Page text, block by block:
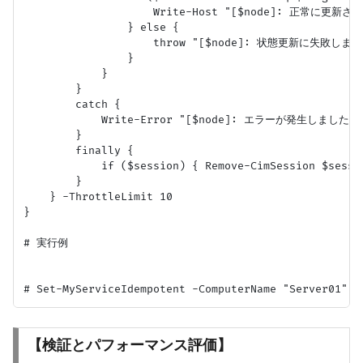
Write-Host "[$node]: 正常に更新さ
                } else {
throw "[$node]: 状態更新に失敗しま
                }
            }
        }
        catch {
Write-Error "[$node]: エラーが発生しまし
        }
        finally {
if ($session) { Remove-CimSession
        }
    } -ThrottleLimit 10
}
# 実行例
【検証とパフォーマンス評価】